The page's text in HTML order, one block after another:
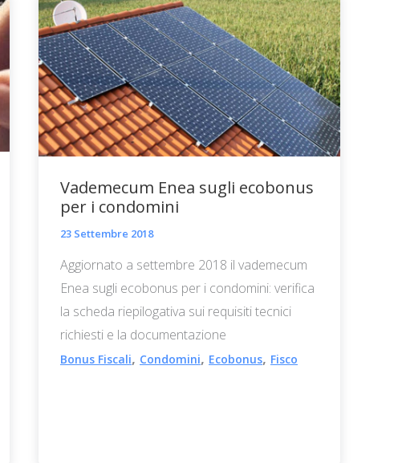
Vademecum Enea sugli ecobonus
per i condomini
23 Settembre 2018
Aggiornato a settembre 2018 il vademecum
Enea sugli ecobonus per i condomini: verifica
la scheda riepilogativa sui requisiti tecnici
richiesti e la documentazione
Bonus Fiscali, Condomini, Ecobonus, Fisco